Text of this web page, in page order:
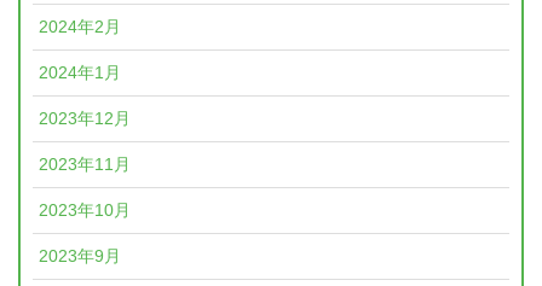
2024年2月
2024年1月
2023年12月
2023年11月
2023年10月
2023年9月